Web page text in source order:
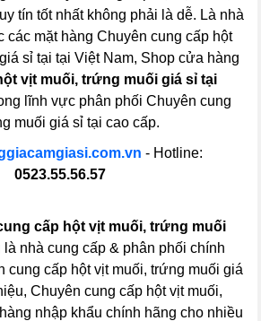
tín tốt nhất không phải là dễ. Là nhà
các mặt hàng Chuyên cung cấp hột
sỉ tại tại Việt Nam, Shop cửa hàng
vịt muối, trứng muối giá sỉ tại
lĩnh vực phân phối Chuyên cung
muối giá sỉ tại cao cấp.
- Hotline:
0523.55.56.57
cấp hột vịt muối, trứng muối
là nhà cung cấp & phân phối chính
cung cấp hột vịt muối, trứng muối giá
Chuyên cung cấp hột vịt muối,
nhập khẩu chính hãng cho nhiều